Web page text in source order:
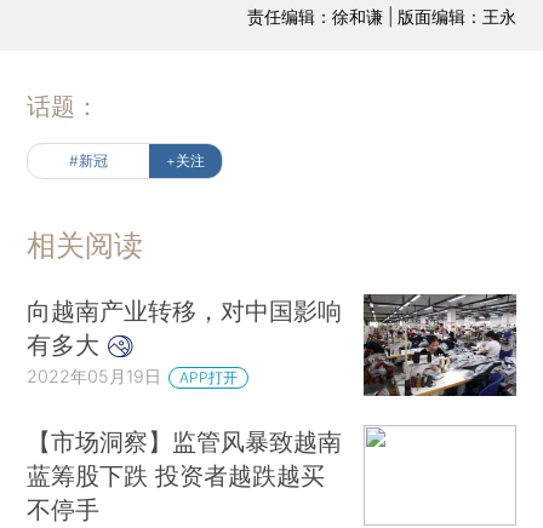
责任编辑：徐和谦 | 版面编辑：王永
话题：
#新冠 +关注
相关阅读
向越南产业转移，对中国影响
有多大
2022年05月19日 APP打开
【市场洞察】监管风暴致越南
蓝筹股下跌 投资者越跌越买
不停手